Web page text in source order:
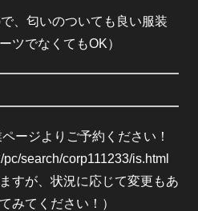
、匂いのついても良い服装
ツでなくてもOK）
ージよりご予約ください！
search/corp111233/is.html
すが、状況に応じて変更もあ
みてください！）